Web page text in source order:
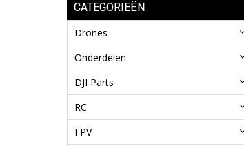
CATEGORIEËN
Drones
Onderdelen
DJI Parts
RC
FPV